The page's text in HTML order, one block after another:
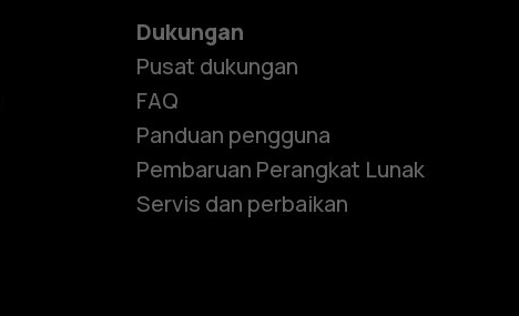
Dukungan
Pusat dukungan
FAQ
Panduan pengguna
Pembaruan Perangkat Lunak
Servis dan perbaikan